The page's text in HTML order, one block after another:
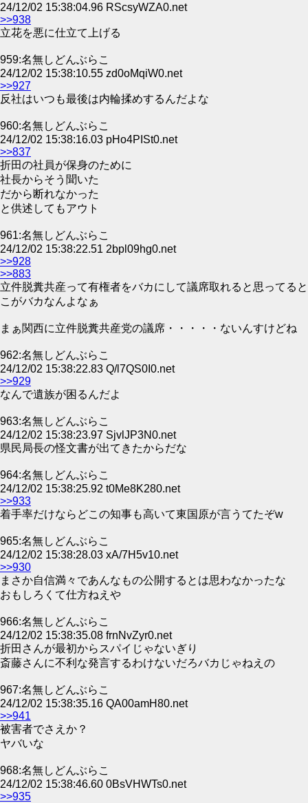
24/12/02 15:38:04.96 RScsyWZA0.net
>>938
立花を悪に仕立て上げる
959:名無しどんぶらこ
24/12/02 15:38:10.55 zd0oMqiW0.net
>>927
反社はいつも最後は内輪揉めするんだよな
960:名無しどんぶらこ
24/12/02 15:38:16.03 pHo4PISt0.net
>>837
折田の社員が保身のために
社長からそう聞いた
だから断れなかった
と供述してもアウト
961:名無しどんぶらこ
24/12/02 15:38:22.51 2bpl09hg0.net
>>928
>>883
立件脱糞共産って有権者をバカにして議席取れると思ってると
こがバカなんよなぁ
まぁ関西に立件脱糞共産党の議席・・・・・ないんすけどね
962:名無しどんぶらこ
24/12/02 15:38:22.83 Q/l7QS0I0.net
>>929
なんで遺族が困るんだよ
963:名無しどんぶらこ
24/12/02 15:38:23.97 SjvlJP3N0.net
県民局長の怪文書が出てきたからだな
964:名無しどんぶらこ
24/12/02 15:38:25.92 t0Me8K280.net
>>933
着手率だけならどこの知事も高いて東国原が言うてたぞw
965:名無しどんぶらこ
24/12/02 15:38:28.03 xA/7H5v10.net
>>930
まさか自信満々であんなもの公開するとは思わなかったな
おもしろくて仕方ねえや
966:名無しどんぶらこ
24/12/02 15:38:35.08 frnNvZyr0.net
折田さんが最初からスパイじゃないぎり
斎藤さんに不利な発言するわけないだろバカじゃねえの
967:名無しどんぶらこ
24/12/02 15:38:35.16 QA00amH80.net
>>941
被害者でさえか？
ヤバいな
968:名無しどんぶらこ
24/12/02 15:38:46.60 0BsVHWTs0.net
>>935